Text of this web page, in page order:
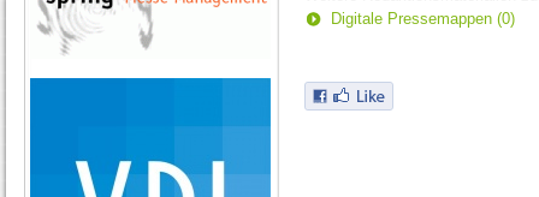
Digitale Pressemappen (0)